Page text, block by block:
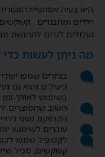
היא בעיה אסתטית
ילדים ומתבגרים.
ועלולים לגרום לתחושת
מה ניתן לעשות
בוחרים שמפו
כיעילים והוא גם
בשימוש לאורך
חשוב שהמוצרים
הקרפקת מפני
עוברים לשימוש
לקטופיל שמפו
קשקשים, מכיל